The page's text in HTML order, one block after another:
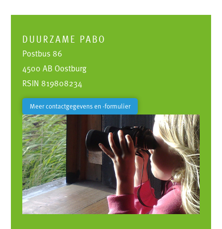
DUURZAME PABO
Postbus 86
4500 AB Oostburg
RSIN 819808234
Meer contactgegevens en -formulier